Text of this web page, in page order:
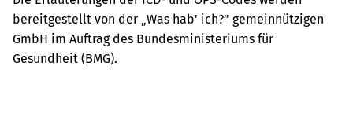
bereitgestellt von der „Was hab’ ich?” gemeinnützigen
GmbH im Auftrag des Bundesministeriums für
Gesundheit (BMG).